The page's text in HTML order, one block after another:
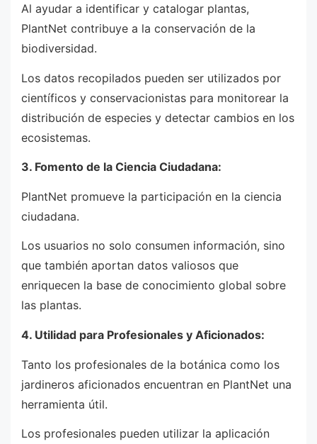
Al ayudar a identificar y catalogar plantas,
PlantNet contribuye a la conservación de la
biodiversidad.
Los datos recopilados pueden ser utilizados por
científicos y conservacionistas para monitorear la
distribución de especies y detectar cambios en los
ecosistemas.
3. Fomento de la Ciencia Ciudadana:
PlantNet promueve la participación en la ciencia
ciudadana.
Los usuarios no solo consumen información, sino
que también aportan datos valiosos que
enriquecen la base de conocimiento global sobre
las plantas.
4. Utilidad para Profesionales y Aficionados:
Tanto los profesionales de la botánica como los
jardineros aficionados encuentran en PlantNet una
herramienta útil.
Los profesionales pueden utilizar la aplicación